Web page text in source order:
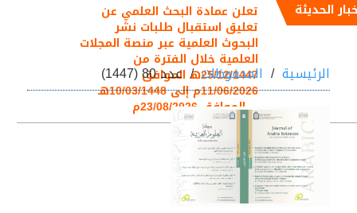
الحديثة تعلن عمادة البحث العلمي عن
تعليق استقبال طلبات نشر
البحوث العلمية عبر منصة المجلات
العلمية خلال الفترة من
25/12/1447هـ الموافق
11/06/2026م إلى 10/03/1448هـ
الموافق 23/08/2026م
الرئيسية المحفوظات عدد 80 (1447)